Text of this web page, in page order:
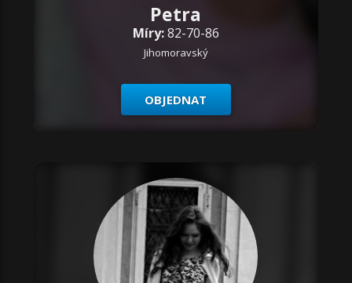
Petra
Míry:82-70-86
Jihomoravský
OBJEDNAT